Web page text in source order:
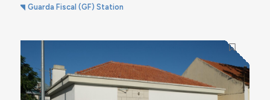
Guarda Fiscal (GF) Station